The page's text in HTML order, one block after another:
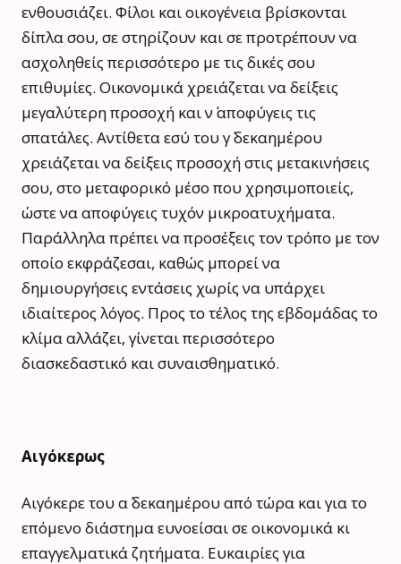
ενθουσιάζει. Φίλοι και οικογένεια βρίσκονται
δίπλα σου, σε στηρίζουν και σε προτρέπουν να
ασχοληθείς περισσότερο με τις δικές σου
επιθυμίες. Οικονομικά χρειάζεται να δείξεις
μεγαλύτερη προσοχή και ν΄ αποφύγεις τις
σπατάλες. Αντίθετα εσύ του γ΄ δεκαημέρου
χρειάζεται να δείξεις προσοχή στις μετακινήσεις
σου, στο μεταφορικό μέσο που χρησιμοποιείς,
ώστε να αποφύγεις τυχόν μικροατυχήματα.
Παράλληλα πρέπει να προσέξεις τον τρόπο με τον
οποίο εκφράζεσαι, καθώς μπορεί να
δημιουργήσεις εντάσεις χωρίς να υπάρχει
ιδιαίτερος λόγος. Προς το τέλος της εβδομάδας το
κλίμα αλλάζει, γίνεται περισσότερο
διασκεδαστικό και συναισθηματικό.
Αιγόκερως
Αιγόκερε του α΄ δεκαημέρου από τώρα και για το
επόμενο διάστημα ευνοείσαι σε οικονομικά κι
επαγγελματικά ζητήματα. Ευκαιρίες για